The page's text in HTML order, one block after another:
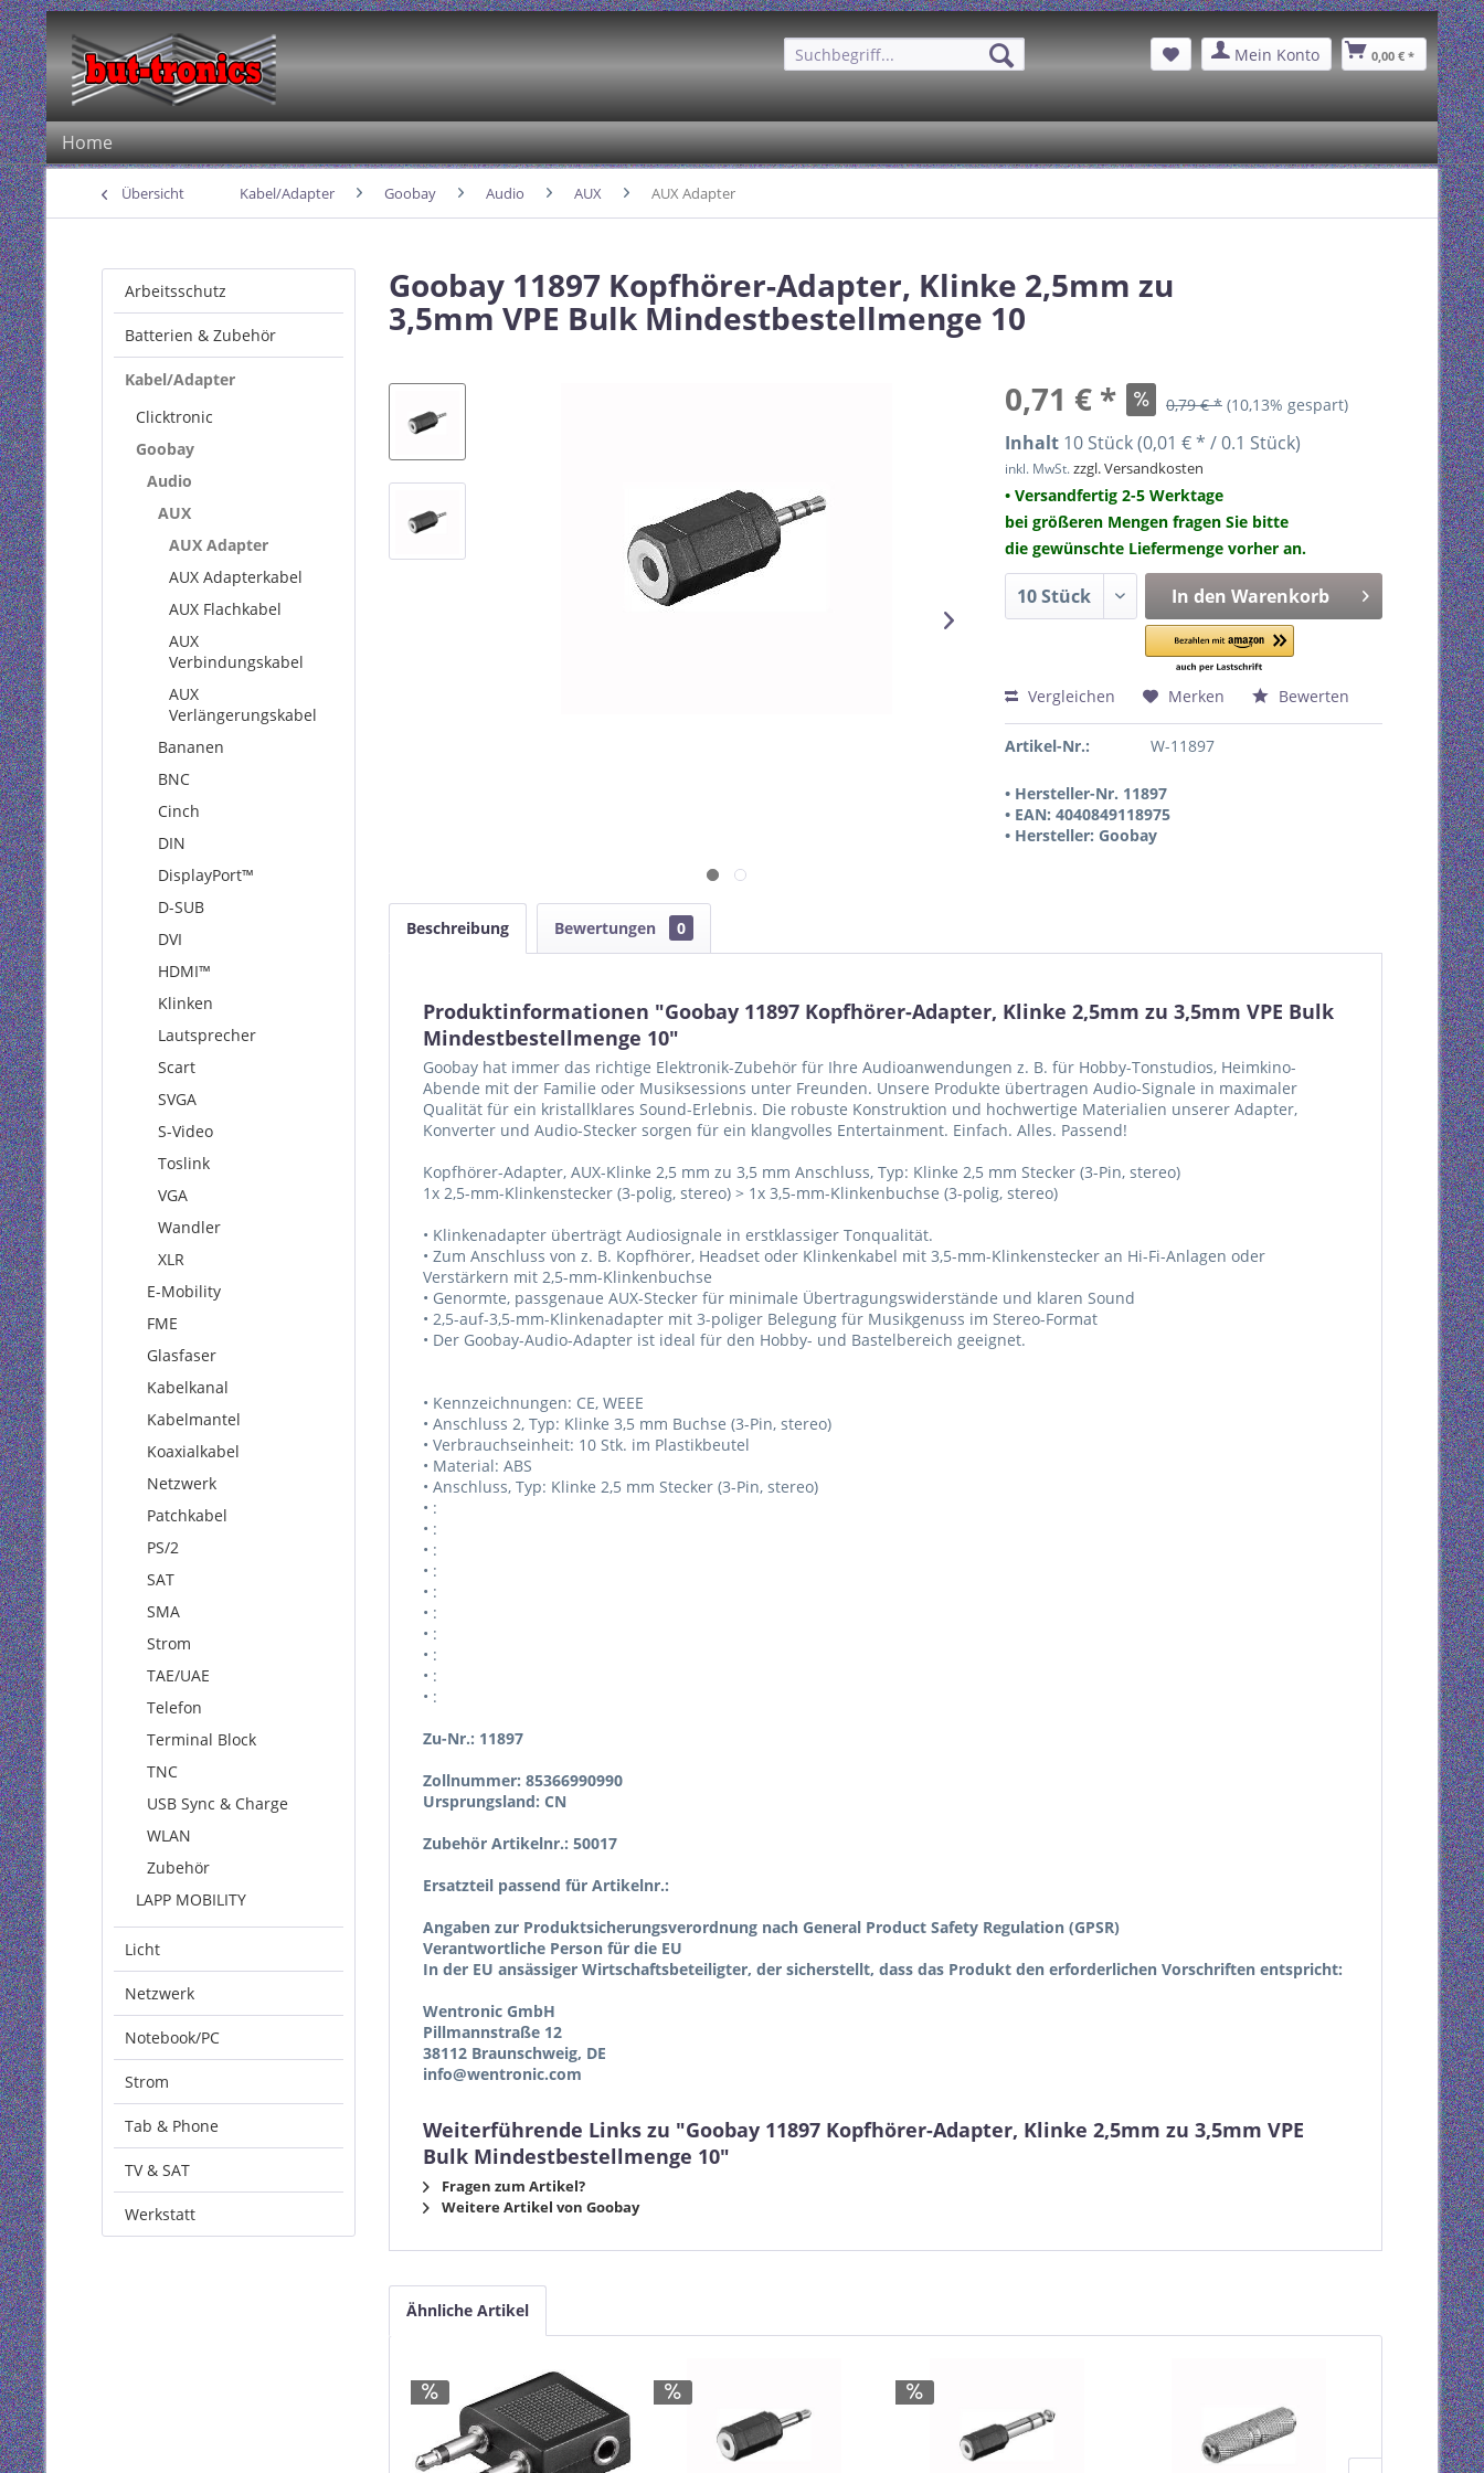
Mein Konto 0,00 € *
Home
Übersicht Kabel/Adapter Goobay Audio AUX AUX Adapter
Arbeitsschutz
Batterien & Zubehör
Kabel/Adapter
Clicktronic
Goobay
Audio
AUX
AUX Adapter
AUX Adapterkabel
AUX Flachkabel
AUX
Verbindungskabel
AUX
Verlängerungskabel
Bananen
BNC
Cinch
DIN
DisplayPort™
D-SUB
DVI
HDMI™
Klinken
Lautsprecher
Scart
SVGA
S-Video
Toslink
VGA
Wandler
XLR
E-Mobility
FME
Glasfaser
Kabelkanal
Kabelmantel
Koaxialkabel
Netzwerk
Patchkabel
PS/2
SAT
SMA
Strom
TAE/UAE
Telefon
Terminal Block
TNC
USB Sync & Charge
WLAN
Zubehör
LAPP MOBILITY
Licht
Netzwerk
Notebook/PC
Strom
Tab & Phone
TV & SAT
Werkstatt
Goobay 11897 Kopfhörer-Adapter, Klinke 2,5mm zu
3,5mm VPE Bulk Mindestbestellmenge 10
0,71 € *
0,79 € * (10,13% gespart)
Inhalt 10 Stück (0,01 € * / 0.1 Stück)
inkl. MwSt.zzgl. Versandkosten
• Versandfertig 2-5 Werktage
bei größeren Mengen fragen Sie bitte
die gewünschte Liefermenge vorher an.
In den Warenkorb
Vergleichen Merken Bewerten
Artikel-Nr.: W-11897
• Hersteller-Nr. 11897
• EAN: 4040849118975
• Hersteller: Goobay
Beschreibung Bewertungen 0
Produktinformationen "Goobay 11897 Kopfhörer-Adapter, Klinke 2,5mm zu 3,5mm VPE Bulk
Mindestbestellmenge 10"
Goobay hat immer das richtige Elektronik-Zubehör für Ihre Audioanwendungen z. B. für Hobby-Tonstudios, Heimkino-
Abende mit der Familie oder Musiksessions unter Freunden. Unsere Produkte übertragen Audio-Signale in maximaler
Qualität für ein kristallklares Sound-Erlebnis. Die robuste Konstruktion und hochwertige Materialien unserer Adapter,
Konverter und Audio-Stecker sorgen für ein klangvolles Entertainment. Einfach. Alles. Passend!
Kopfhörer-Adapter, AUX-Klinke 2,5 mm zu 3,5 mm Anschluss, Typ: Klinke 2,5 mm Stecker (3-Pin, stereo)
1x 2,5-mm-Klinkenstecker (3-polig, stereo) > 1x 3,5-mm-Klinkenbuchse (3-polig, stereo)
• Klinkenadapter überträgt Audiosignale in erstklassiger Tonqualität.
• Zum Anschluss von z. B. Kopfhörer, Headset oder Klinkenkabel mit 3,5-mm-Klinkenstecker an Hi-Fi-Anlagen oder
Verstärkern mit 2,5-mm-Klinkenbuchse
• Genormte, passgenaue AUX-Stecker für minimale Übertragungswiderstände und klaren Sound
• 2,5-auf-3,5-mm-Klinkenadapter mit 3-poliger Belegung für Musikgenuss im Stereo-Format
• Der Goobay-Audio-Adapter ist ideal für den Hobby- und Bastelbereich geeignet.
• Kennzeichnungen: CE, WEEE
• Anschluss 2, Typ: Klinke 3,5 mm Buchse (3-Pin, stereo)
• Verbrauchseinheit: 10 Stk. im Plastikbeutel
• Material: ABS
• Anschluss, Typ: Klinke 2,5 mm Stecker (3-Pin, stereo)
• :
• :
• :
• :
• :
• :
• :
• :
• :
• :
Zu-Nr.: 11897
Zollnummer: 85366990990
Ursprungsland: CN
Zubehör Artikelnr.: 50017
Ersatzteil passend für Artikelnr.:
Angaben zur Produktsicherungsverordnung nach General Product Safety Regulation (GPSR)
Verantwortliche Person für die EU
In der EU ansässiger Wirtschaftsbeteiligter, der sicherstellt, dass das Produkt den erforderlichen Vorschriften entspricht:
Wentronic GmbH
Pillmannstraße 12
38112 Braunschweig, DE
info@wentronic.com
Weiterführende Links zu "Goobay 11897 Kopfhörer-Adapter, Klinke 2,5mm zu 3,5mm VPE
Bulk Mindestbestellmenge 10"
Fragen zum Artikel?
Weitere Artikel von Goobay
Ähnliche Artikel